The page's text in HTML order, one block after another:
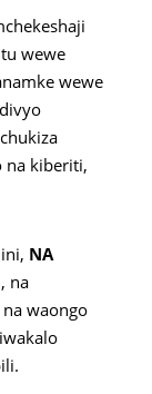
wewe
wewe
na kiberiti,
NA
na
waongo